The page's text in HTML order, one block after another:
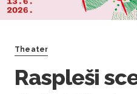
Theater
Raspleši